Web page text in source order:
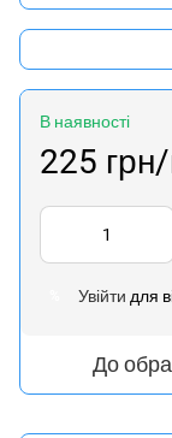
В наявності
225
Увійти для
До